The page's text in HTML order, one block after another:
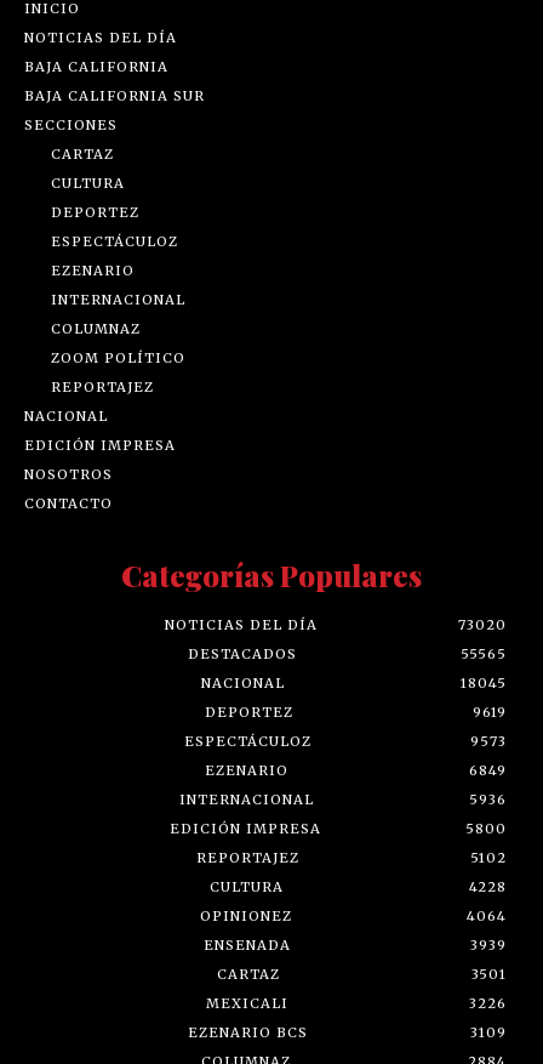
INICIO
NOTICIAS DEL DÍA
BAJA CALIFORNIA
BAJA CALIFORNIA SUR
SECCIONES
CARTAZ
CULTURA
DEPORTEZ
ESPECTÁCULOZ
EZENARIO
INTERNACIONAL
COLUMNAZ
ZOOM POLÍTICO
REPORTAJEZ
NACIONAL
EDICIÓN IMPRESA
NOSOTROS
CONTACTO
Categorías Populares
NOTICIAS DEL DÍA
73020
DESTACADOS
55565
NACIONAL
18045
DEPORTEZ
9619
ESPECTÁCULOZ
9573
EZENARIO
6849
INTERNACIONAL
5936
EDICIÓN IMPRESA
5800
REPORTAJEZ
5102
CULTURA
4228
OPINIONEZ
4064
ENSENADA
3939
CARTAZ
3501
MEXICALI
3226
EZENARIO BCS
3109